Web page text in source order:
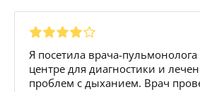
Я посетила врача-
центре для диагностики и
проблем с дыханием. Врач